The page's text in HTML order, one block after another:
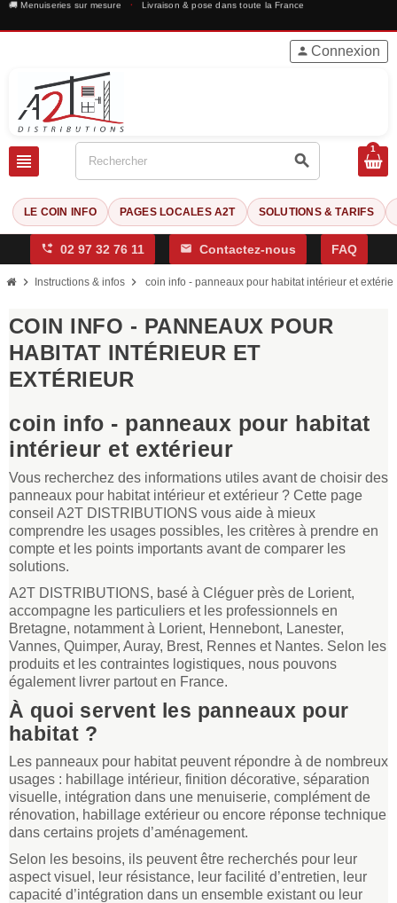
🚚 Menuiseries sur mesure · Livraison & pose dans toute la France
view_headline search
person Connexion
1
LE COIN INFO PAGES LOCALES A2T SOLUTIONS & TARIFS
phone_forwarded 02 97 32 76 11 mail Contactez-nous FAQ
chevron_right Instructions & infos chevron_right coin info - panneaux pour habitat intérieur et
COIN INFO - PANNEAUX POUR
HABITAT INTÉRIEUR ET
EXTÉRIEUR
coin info - panneaux pour habitat
intérieur et extérieur
Vous recherchez des informations utiles avant de choisir des
panneaux pour habitat intérieur et extérieur ? Cette page
conseil A2T DISTRIBUTIONS vous aide à mieux
comprendre les usages possibles, les critères à prendre en
compte et les points importants avant de comparer les
solutions.
A2T DISTRIBUTIONS, basé à Cléguer près de Lorient,
accompagne les particuliers et les professionnels en
Bretagne, notamment à Lorient, Hennebont, Lanester,
Vannes, Quimper, Auray, Brest, Rennes et Nantes. Selon les
produits et les contraintes logistiques, nous pouvons
également livrer partout en France.
À quoi servent les panneaux pour
habitat ?
Les panneaux pour habitat peuvent répondre à de nombreux
usages : habillage intérieur, finition décorative, séparation
visuelle, intégration dans une menuiserie, complément de
rénovation, habillage extérieur ou encore réponse technique
dans certains projets d’aménagement.
Selon les besoins, ils peuvent être recherchés pour leur
aspect visuel, leur résistance, leur facilité d’entretien, leur
capacité d’intégration dans un ensemble existant ou leur